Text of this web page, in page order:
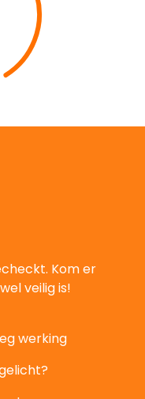
Kom er
veilig is!
werking